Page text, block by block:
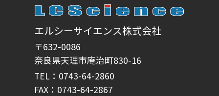
エルシーサイエンス株式会社
〒632-0086
奈良県天理市庵治町830-16
TEL：0743-64-2860
FAX：0743-64-2867